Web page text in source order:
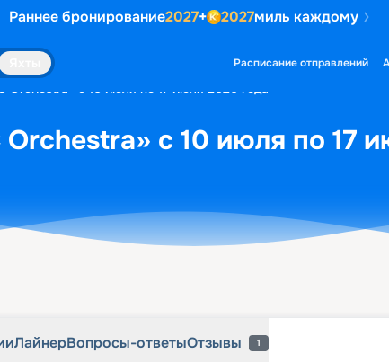
Раннее бронирование2027+ 2027миль каждому
Расписание отправлений
Orchestra» с 10 июля по 17 июля 2026 года
с 10 июля по 17
ЛайнерВопросы-ответыОтзывы 1